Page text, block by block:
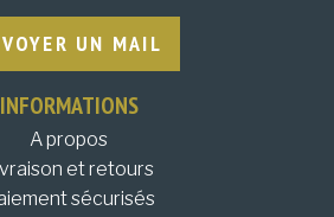
UN MAIL
INFORMATIONS
A propos
et retours
sécurisés